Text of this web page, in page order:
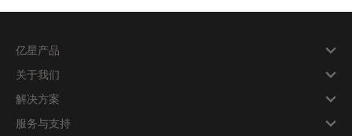
亿星产品
关于我们
解决方案
服务与支持